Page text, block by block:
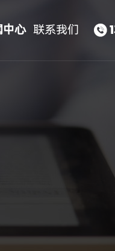
中心 联系我们 